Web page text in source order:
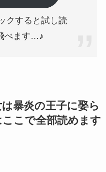
クすると試し読
べます…♪
暴炎の王子に娶ら
こで全部読めます